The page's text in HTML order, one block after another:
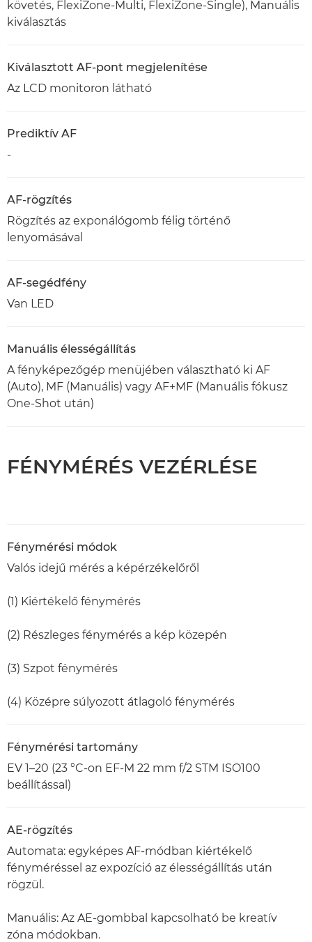
követés, FlexiZone-Multi, FlexiZone-Single), Manuális
kiválasztás
Kiválasztott AF-pont megjelenítése
Az LCD monitoron látható
Prediktív AF
-
AF-rögzítés
Rögzítés az exponálógomb félig történő
lenyomásával
AF-segédfény
Van LED
Manuális élességállítás
A fényképezőgép menüjében választható ki AF
(Auto), MF (Manuális) vagy AF+MF (Manuális fókusz
One-Shot után)
FÉNYMÉRÉS VEZÉRLÉSE
Fénymérési módok
Valós idejű mérés a képérzékelőről
(1) Kiértékelő fénymérés
(2) Részleges fénymérés a kép közepén
(3) Szpot fénymérés
(4) Középre súlyozott átlagoló fénymérés
Fénymérési tartomány
EV 1–20 (23 °C-on EF-M 22 mm f/2 STM ISO100
beállítással)
AE-rögzítés
Automata: egyképes AF-módban kiértékelő
fényméréssel az expozíció az élességállítás után
rögzül.
Manuális: Az AE-gombbal kapcsolható be kreatív
zóna módokban.